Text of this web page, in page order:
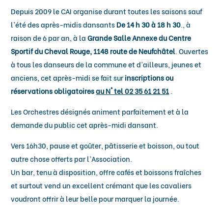
Depuis 2009 le CAI organise durant toutes les saisons sauf
l’été des après-midis dansantsDe 14 h 30 à 18 h 30., à
raison de 6 par an, à laGrande Salle Annexe du Centre
Sportif du Cheval Rouge, 1148 route de Neufchâtel. Ouvertes
à tous les danseurs de la commune et d’ailleurs, jeunes et
anciens, cet après-midi se fait surinscriptions ou
réservations obligatoiresau N° tel 02 35 61 21 51.
Les Orchestres désignés animent parfaitement et à la
demande du public cet après-midi dansant.
Vers 16h30, pause et goûter, pâtisserie et boisson, ou tout
autre chose offerts par l’Association.
Un bar, tenu à disposition, offre cafés et boissons fraîches
et surtout vend un excellent crémant que les cavaliers
voudront offrir à leur belle pour marquer la journée.